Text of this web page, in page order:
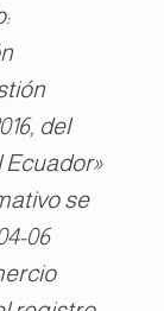
del
se
06